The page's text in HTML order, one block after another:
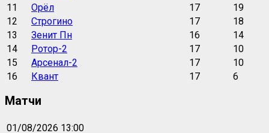
11
Орёл 17
19
12
Строгино 17
18
13
Зенит Пн 16
14
14
Ротор-2 17
10
15
Арсенал-2 17
10
16
Квант 17 6
Матчи
01/08/2026 13:00